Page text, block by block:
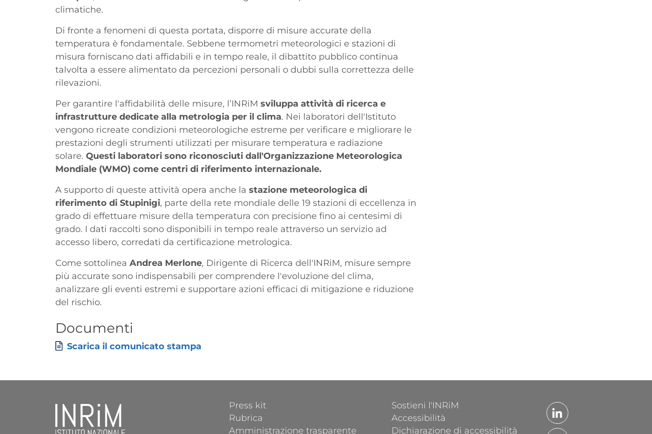
climatiche.
Di fronte a fenomeni di questa portata, disporre di misure accurate della
temperatura è fondamentale. Sebbene termometri meteorologici e stazioni di
misura forniscano dati affidabili e in tempo reale, il dibattito pubblico continua
talvolta a essere alimentato da percezioni personali o dubbi sulla correttezza delle
rilevazioni.
Per garantire l'affidabilità delle misure, l’INRiM sviluppa attività di ricerca e
infrastrutture dedicate alla metrologia per il clima. Nei laboratori dell'Istituto
vengono ricreate condizioni meteorologiche estreme per verificare e migliorare le
prestazioni degli strumenti utilizzati per misurare temperatura e radiazione
solare. Questi laboratori sono riconosciuti dall'Organizzazione Meteorologica
Mondiale (WMO) come centri di riferimento internazionale.
A supporto di queste attività opera anche la stazione meteorologica di
riferimento di Stupinigi, parte della rete mondiale delle 19 stazioni di eccellenza in
grado di effettuare misure della temperatura con precisione fino ai centesimi di
grado. I dati raccolti sono disponibili in tempo reale attraverso un servizio ad
accesso libero, corredati da certificazione metrologica.
Come sottolinea Andrea Merlone, Dirigente di Ricerca dell'INRiM, misure sempre
più accurate sono indispensabili per comprendere l'evoluzione del clima,
analizzare gli eventi estremi e supportare azioni efficaci di mitigazione e riduzione
del rischio.
Titolo
Documenti
Allegati
Documento
Scarica il comunicato stampa
FOOTER 1
Press kit
Rubrica
Amministrazione trasparente
FOOTER 2
Sostieni l'INRiM
Accessibilità
Dichiarazione di accessibilità